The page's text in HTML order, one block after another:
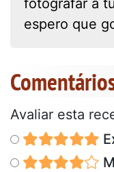
fotografar a
espero que
Avaliar esta